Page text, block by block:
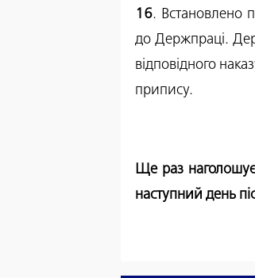
16. Встановлено
до Держпраці.
відповідного
припису.
Ще раз
наступний день